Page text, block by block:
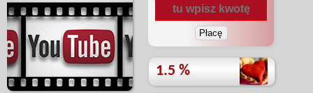
1.5 %